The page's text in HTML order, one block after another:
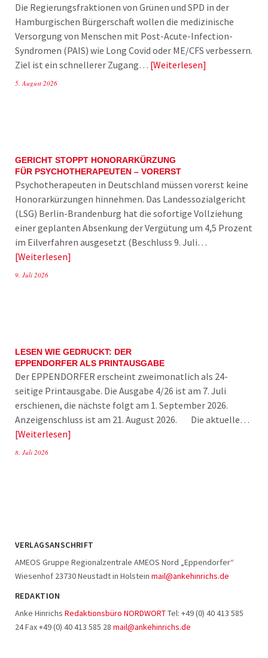
Die Regierungsfraktionen von Grünen und SPD in der
Hamburgischen Bürgerschaft wollen die medizinische
Versorgung von Menschen mit Post-Acute-Infection-
Syndromen (PAIS) wie Long Covid oder ME/CFS verbessern.
Ziel ist ein schnellerer Zugang… Weiterlesen
5. August 2026
GERICHT STOPPT HONORARKÜRZUNG
FÜR PSYCHOTHERAPEUTEN – VORERST
Psychotherapeuten in Deutschland müssen vorerst keine
Honorarkürzungen hinnehmen. Das Landessozialgericht
(LSG) Berlin-Brandenburg hat die sofortige Vollziehung
einer geplanten Absenkung der Vergütung um 4,5 Prozent
im Eilverfahren ausgesetzt (Beschluss 9. Juli…
Weiterlesen
9. Juli 2026
LESEN WIE GEDRUCKT: DER
EPPENDORFER ALS PRINTAUSGABE
Der EPPENDORFER erscheint zweimonatlich als 24-
seitige Printausgabe. Die Ausgabe 4/26 ist am 7. Juli
erschienen, die nächste folgt am 1. September 2026.
Anzeigenschluss ist am 21. August 2026. Die aktuelle…
Weiterlesen
8. Juli 2026
VERLAGSANSCHRIFT
AMEOS Gruppe Regionalzentrale AMEOS Nord „Eppendorfer“
Wiesenhof 23730 Neustadt in Holstein mail@ankehinrichs.de
REDAKTION
Anke Hinrichs Redaktionsbüro NORDWORTTel: +49 (0) 40 413 585
24 Fax +49 (0) 40 413 585 28 mail@ankehinrichs.de